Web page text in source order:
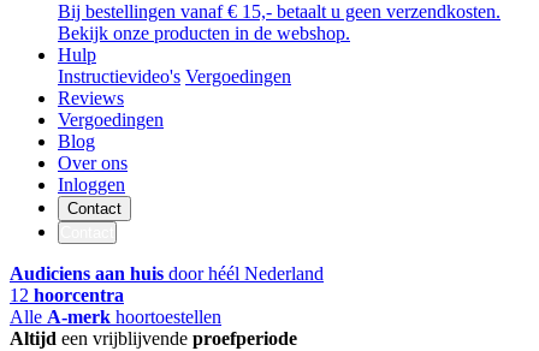
Bij bestellingen vanaf € 15,- betaalt u geen verzendkosten.
Bekijk onze producten in de webshop.
Hulp
Instructievideo's Vergoedingen
Reviews
Vergoedingen
Blog
Over ons
Inloggen
Contact
Audiciens aan huis door héél Nederland
12 hoorcentra
Alle A-merk hoortoestellen
Altijd een vrijblijvende proefperiode